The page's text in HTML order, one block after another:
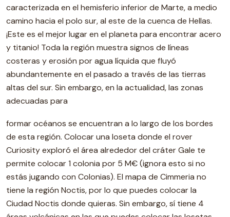
caracterizada en el hemisferio inferior de Marte, a medio
camino hacia el polo sur, al este de la cuenca de Hellas.
¡Este es el mejor lugar en el planeta para encontrar acero
y titanio! Toda la región muestra signos de líneas
costeras y erosión por agua líquida que fluyó
abundantemente en el pasado a través de las tierras
altas del sur. Sin embargo, en la actualidad, las zonas
adecuadas para
formar océanos se encuentran a lo largo de los bordes
de esta región. Colocar una loseta donde el rover
Curiosity exploró el área alrededor del cráter Gale te
permite colocar 1 colonia por 5 M€ (ignora esto si no
estás jugando con Colonias). El mapa de Cimmeria no
tiene la región Noctis, por lo que puedes colocar la
Ciudad Noctis donde quieras. Sin embargo, sí tiene 4